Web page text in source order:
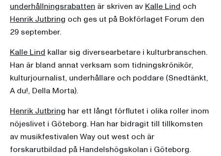
underhållningsrabatten är skriven av Kalle Lind och
Henrik Jutbring och ges ut på Bokförlaget Forum den
29 september.
Kalle Lind kallar sig diversearbetare i kulturbranschen.
Han är bland annat verksam som tidningskrönikör,
kulturjournalist, underhållare och poddare (Snedtänkt,
A du!, Della Morta).
Henrik Jutbring har ett långt förflutet i olika roller inom
nöjeslivet i Göteborg. Han har bidragit till tillkomsten
av musikfestivalen Way out west och är
forskarutbildad på Handelshögskolan i Göteborg.